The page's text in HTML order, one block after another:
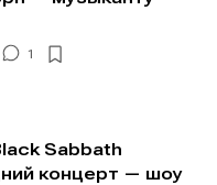
1
Sabbath
концерт — шоу